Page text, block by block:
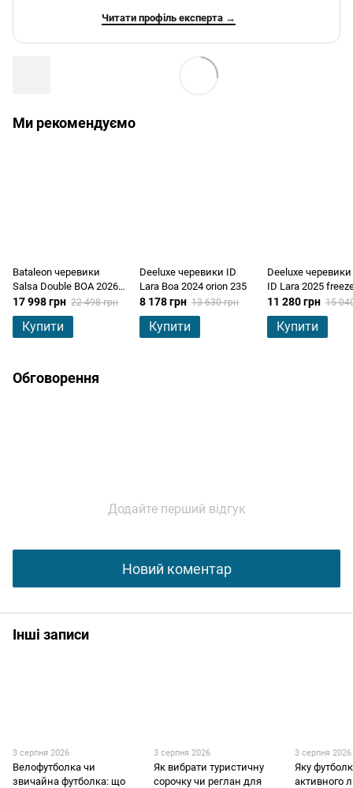
Читати профіль експерта →
Ми рекомендуємо
Bataleon черевики
Salsa Double BOA 2026
black 270
17 998 грн 22 498 грн
Купити
Deeluxe черевики ID
Lara Boa 2024 orion 235
8 178 грн 13 630 грн
Купити
Deeluxe черевики
ID Lara 2025
11 280 грн 15
Купити
Обговорення
Додайте перший відгук
Новий коментар
Інші записи
3 серпня 2026
Велофутболка чи
звичайна футболка: що
3 серпня 2026
Як вибрати туристичну
сорочку чи реглан для
3 серпня 2026
Яку
активного